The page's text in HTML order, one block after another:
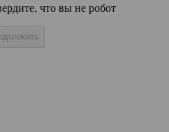
что вы не робот